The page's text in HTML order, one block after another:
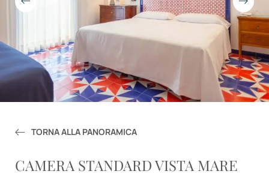
Soggiorno
Camere
Appartamenti
Offerte
Prenotazione
TORNA ALLA PANORAMICA
CAMERA STANDARD VISTA MARE